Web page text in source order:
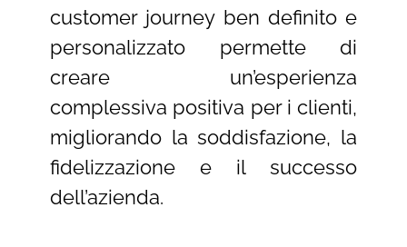
customer journey ben definito e
personalizzato permette di
creare un’esperienza
complessiva positiva per i clienti,
migliorando la soddisfazione, la
fidelizzazione e il successo
dell’azienda.